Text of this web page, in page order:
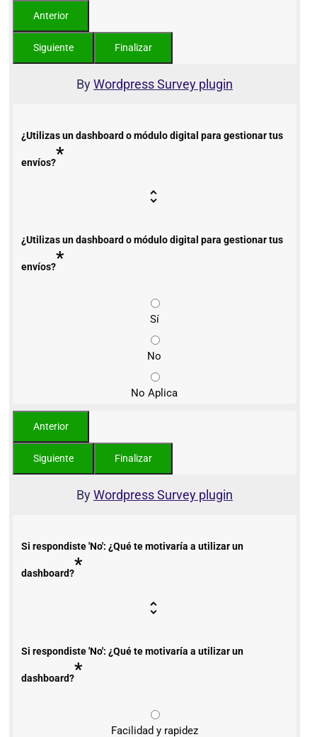
ByWordpress Survey plugin
¿Utilizas un dashboard o módulo digital para gestionar tus
envíos?*
¿Utilizas un dashboard o módulo digital para gestionar tus
envíos?*
Sí
No
No Aplica
ByWordpress Survey plugin
Si respondiste 'No': ¿Qué te motivaría a utilizar un
dashboard?*
Si respondiste 'No': ¿Qué te motivaría a utilizar un
dashboard?*
Facilidad y rapidez